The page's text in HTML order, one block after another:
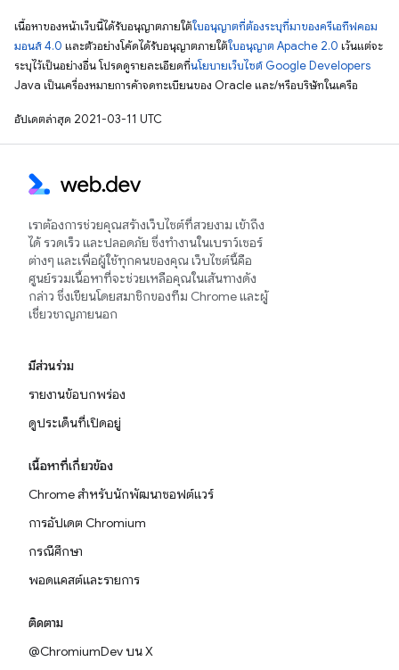
เนื้อหาของหน้าเว็บนี้ได้รับอนุญาตภายใต้ใบอนุญาตที่ต้องระบุที่มาของครีเอทีฟคอม
มอนส์ 4.0 และตัวอย่างโค้ดได้รับอนุญาตภายใต้ใบอนุญาต Apache 2.0 เว้นแต่จะ
ระบุไว้เป็นอย่างอื่น โปรดดูรายละเอียดที่นโยบายเว็บไซต์ Google Developers
Java เป็นเครื่องหมายการค้าจดทะเบียนของ Oracle และ/หรือบริษัทในเครือ
อัปเดตล่าสุด 2021-03-11 UTC
เราต้องการช่วยคุณสร้างเว็บไซต์ที่สวยงาม เข้าถึง
ได้ รวดเร็ว และปลอดภัย ซึ่งทำงานในเบราว์เซอร์
ต่างๆ และเพื่อผู้ใช้ทุกคนของคุณ เว็บไซต์นี้คือ
ศูนย์รวมเนื้อหาที่จะช่วยเหลือคุณในเส้นทางดัง
กล่าว ซึ่งเขียนโดยสมาชิกของทีม Chrome และผู้
เชี่ยวชาญภายนอก
มีส่วนร่วม
รายงานข้อบกพร่อง
ดูประเด็นที่เปิดอยู่
เนื้อหาที่เกี่ยวข้อง
Chrome สำหรับนักพัฒนาซอฟต์แวร์
การอัปเดต Chromium
กรณีศึกษา
พอดแคสต์และรายการ
ติดตาม
@ChromiumDev บน X